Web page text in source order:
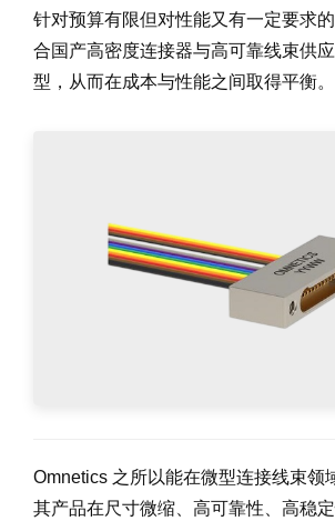
针对预算有限但对性能又有一定要求
合国产高密度连接器与高可靠线束供
型，从而在成本与性能之间取得平衡。
Omnetics 之所以能在微型连接线束领
其产品在尺寸微缩、高可靠性、高稳